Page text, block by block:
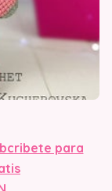
para